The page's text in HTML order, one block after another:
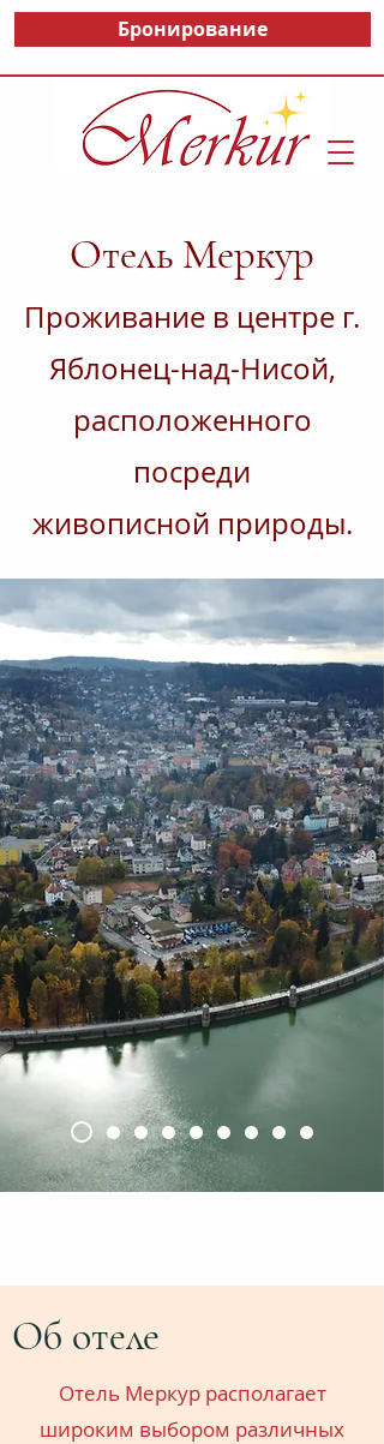
Бронирование
Отель Меркур
Проживание в центре г.
Яблонец-над-Нисой,
расположенного
посреди
живописной природы.
Об отеле
Отель Меркур располагает
широким выбором различных